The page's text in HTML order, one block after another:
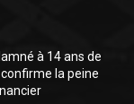
à 14 ans de
confirme la peine